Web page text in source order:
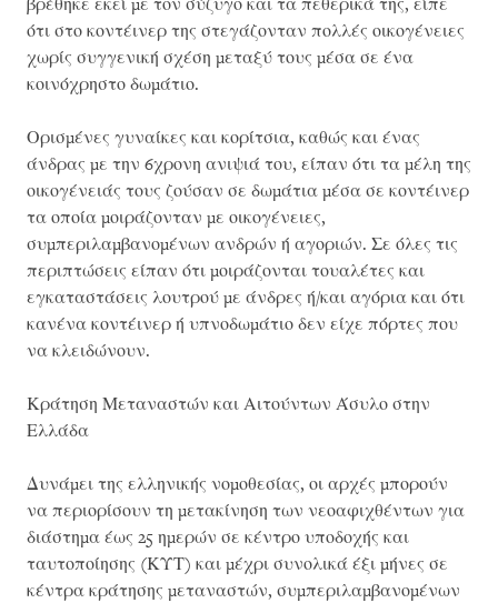
βρέθηκε εκεί με τον σύζυγο και τα πεθερικά της, είπε
ότι στο κοντέινερ της στεγάζονταν πολλές οικογένειες
χωρίς συγγενική σχέση μεταξύ τους μέσα σε ένα
κοινόχρηστο δωμάτιο.
Ορισμένες γυναίκες και κορίτσια, καθώς και ένας
άνδρας με την 6χρονη ανιψιά του, είπαν ότι τα μέλη της
οικογένειάς τους ζούσαν σε δωμάτια μέσα σε κοντέινερ
τα οποία μοιράζονταν με οικογένειες,
συμπεριλαμβανομένων ανδρών ή αγοριών. Σε όλες τις
περιπτώσεις είπαν ότι μοιράζονται τουαλέτες και
εγκαταστάσεις λουτρού με άνδρες ή/και αγόρια και ότι
κανένα κοντέινερ ή υπνοδωμάτιο δεν είχε πόρτες που
να κλειδώνουν.
Κράτηση Μεταναστών και Αιτούντων Άσυλο στην
Ελλάδα
Δυνάμει της ελληνικής νομοθεσίας, οι αρχές μπορούν
να περιορίσουν τη μετακίνηση των νεοαφιχθέντων για
διάστημα έως 25 ημερών σε κέντρο υποδοχής και
ταυτοποίησης (ΚΥΤ) και μέχρι συνολικά έξι μήνες σε
κέντρα κράτησης μεταναστών, συμπεριλαμβανομένων